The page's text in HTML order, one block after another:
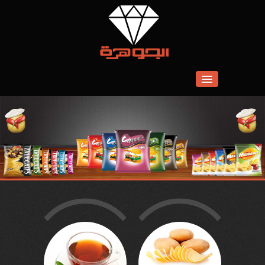
نبذة عنا
03
04
05
وسائط